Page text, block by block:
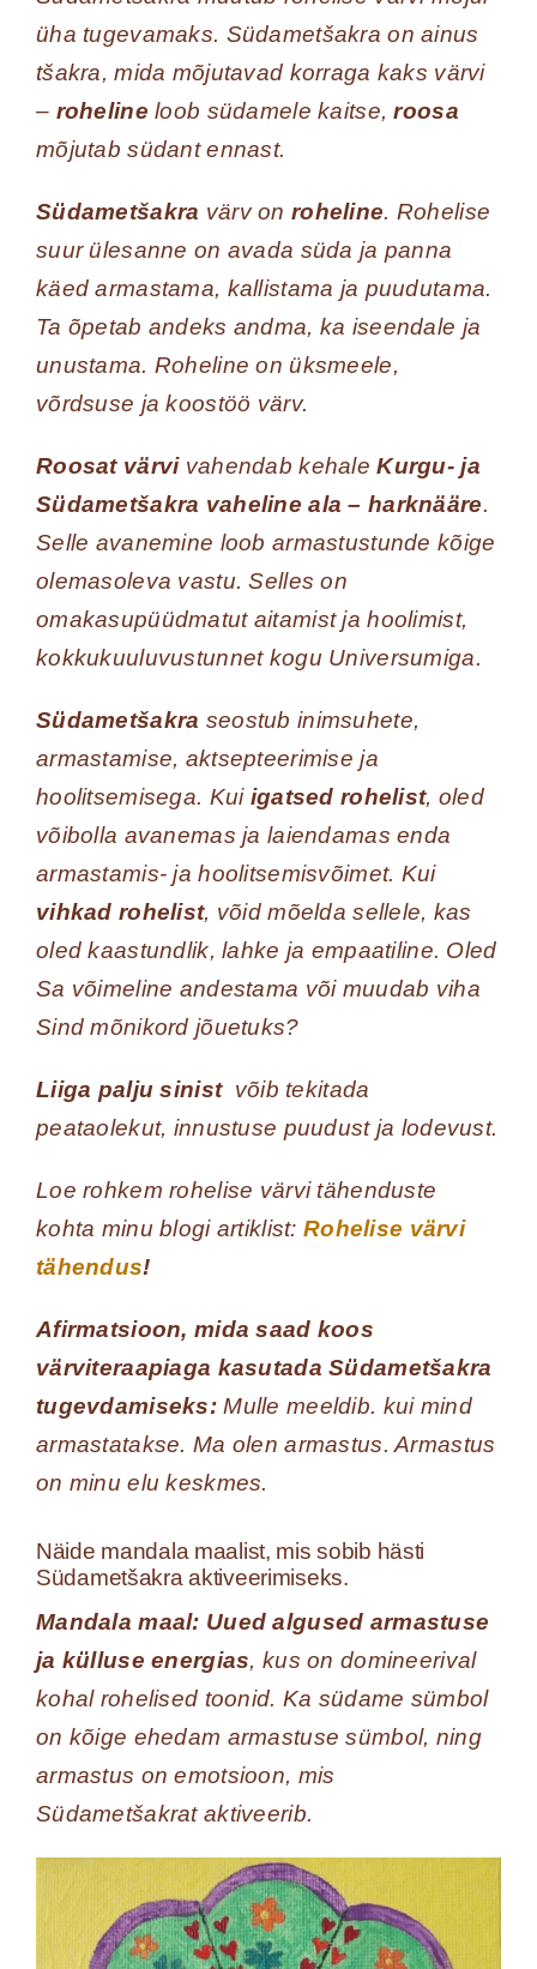
üha tugevamaks. Südametšakra on ainus
tšakra, mida mõjutavad korraga kaks värvi
– roheline loob südamele kaitse,roosa
mõjutab südant ennast.
Südametšakra värv on roheline. Rohelise
suur ülesanne on avada süda ja panna
käed armastama, kallistama ja puudutama.
Ta õpetab andeks andma, ka iseendale ja
unustama. Roheline on üksmeele,
võrdsuse ja koostöö värv.
Roosat värvivahendab kehaleKurgu- ja
Südametšakra vaheline ala – harknääre.
Selle avanemine loob armastustunde kõige
olemasoleva vastu. Selles on
omakasupüüdmatut aitamist ja hoolimist,
kokkukuuluvustunnet kogu Universumiga.
Südametšakra seostub inimsuhete,
armastamise, aktsepteerimise ja
hoolitsemisega. Kui igatsed rohelist, oled
võibolla avanemas ja laiendamas enda
armastamis- ja hoolitsemisvõimet. Kui
vihkad rohelist, võid mõelda sellele, kas
oled kaastundlik, lahke ja empaatiline. Oled
Sa võimeline andestama või muudab viha
Sind mõnikord jõuetuks?
Liiga palju sinistvõib tekitada
peataolekut, innustuse puudust ja lodevust.
Loe rohkem rohelise värvi tähenduste
kohta minu blogi artiklist: Rohelise värvi
tähendus!
Afirmatsioon, mida saad koos
värviteraapiaga kasutada Südametšakra
tugevdamiseks:Mulle meeldib. kui mind
armastatakse. Ma olen armastus. Armastus
on minu elu keskmes.
Näide mandala maalist, mis sobib hästi
Südametšakra aktiveerimiseks.
Mandala maal: Uued algused armastuse
ja külluse energias, kus on domineerival
kohal rohelised toonid. Ka südame sümbol
on kõige ehedam armastuse sümbol, ning
armastus on emotsioon, mis
Südametšakrat aktiveerib.